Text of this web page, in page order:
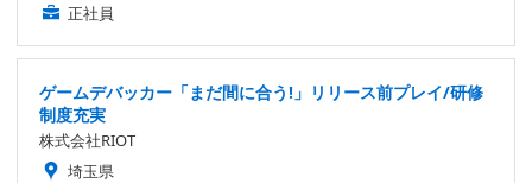
正社員
ゲームデバッカー「まだ間に合う!」リリース前プレイ/研修
制度充実
株式会社RIOT
埼玉県